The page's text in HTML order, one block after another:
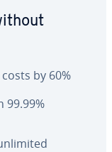
by 60%
99.99%